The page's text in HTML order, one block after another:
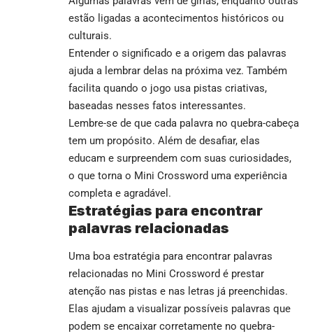
estão ligadas a acontecimentos históricos ou
culturais.
Entender o significado e a origem das palavras
ajuda a lembrar delas na próxima vez. Também
facilita quando o jogo usa pistas criativas,
baseadas nesses fatos interessantes.
Lembre-se de que cada palavra no quebra-cabeça
tem um propósito. Além de desafiar, elas
educam e surpreendem com suas curiosidades,
o que torna o Mini Crossword uma experiência
completa e agradável.
Estratégias para encontrar
palavras relacionadas
Uma boa estratégia para encontrar palavras
relacionadas no Mini Crossword é prestar
atenção nas pistas e nas letras já preenchidas.
Elas ajudam a visualizar possíveis palavras que
podem se encaixar corretamente no quebra-